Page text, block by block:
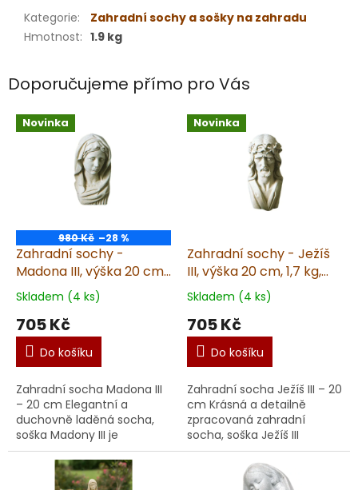
Kategorie:
Zahradní sochy a sošky na zahradu
Hmotnost: 1.9 kg
Doporučujeme přímo pro Vás
Novinka
980 Kč –28 %
Zahradní sochy -
Madona III, výška 20 cm,
1,9 kg, pískovec
Skladem (4 ks)
705 Kč
Do košíku
Zahradní socha Madona III
– 20 cm Elegantní a
duchovně laděná socha,
soška Madony III je
nádhernou dekorací nejen
na zahradu, ale i do
interiéru. S výškou 20 cm a
Novinka
Zahradní sochy - Ježíš
III, výška 20 cm, 1,7 kg,
pískovec
Skladem (4 ks)
705 Kč
Do košíku
Zahradní socha Ježíš III – 20
cm Krásná a detailně
zpracovaná zahradní
socha, soška Ježíš III
představuje jedinečný
prvek duchovní i estetické
výzdoby vaší zahrady, ...